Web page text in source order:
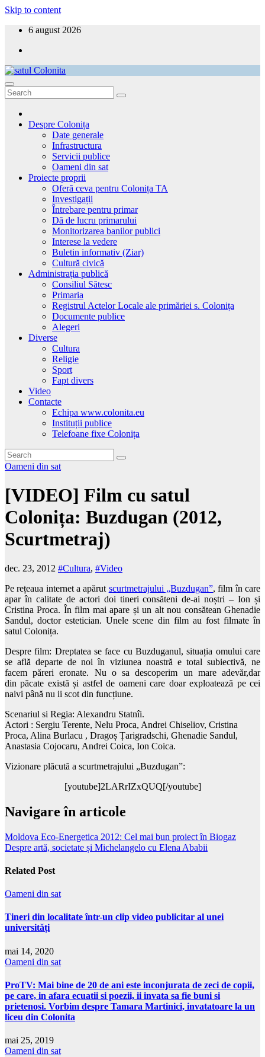
Skip to content
6 august 2026
satul Colonita
Aici ești acasă!
Despre Colonița
Date generale
Infrastructura
Servicii publice
Oameni din sat
Proiecte proprii
Oferă ceva pentru Colonița TA
Investigații
Întrebare pentru primar
Dă de lucru primarului
Monitorizarea banilor publici
Interese la vedere
Buletin informativ (Ziar)
Cultură civică
Administrația publică
Consiliul Sătesc
Primaria
Registrul Actelor Locale ale primăriei s. Colonița
Documente publice
Alegeri
Diverse
Cultura
Religie
Sport
Fapt divers
Video
Contacte
Echipa www.colonita.eu
Instituții publice
Telefoane fixe Colonița
Oameni din sat
[VIDEO] Film cu satul
Colonița: Buzdugan (2012,
Scurtmetraj)
dec. 23, 2012 #Cultura, #Video
Pe rețeaua internet a apărut scurtmetrajului „Buzdugan”, film în care
apar în calitate de actori doi tineri consăteni de-ai noștri – Ion și
Cristina Proca. În film mai apare și un alt nou consătean Ghenadie
Sandul, doctor estetician. Unele scene din film au fost filmate în
satul Colonița.
Despre film: Dreptatea se face cu Buzduganul, situația omului care
se află departe de noi în viziunea noastră e total subiectivă, ne
facem păreri eronate. Nu o sa descoperim un mare adevăr,dar
din păcate există și astfel de oameni care doar exploatează pe cei
naivi până nu ii scot din funcțiune.
Scenariul si Regia: Alexandru Statnîi.
Actori : Sergiu Terente, Nelu Proca, Andrei Chiseliov, Cristina
Proca, Alina Burlacu , Dragoș Țarigradschi, Ghenadie Sandul,
Anastasia Cojocaru, Andrei Coica, Ion Coica.
Vizionare plăcută a scurtmetrajului „Buzdugan”:
[youtube]2LARrIZxQUQ[/youtube]
Navigare în articole
Moldova Eco-Energetica 2012: Cel mai bun proiect în Biogaz
Despre artă, societate și Michelangelo cu Elena Ababii
Related Post
Oameni din sat
Tineri din localitate într-un clip video publicitar al unei
universități
mai 14, 2020
Oameni din sat
ProTV: Mai bine de 20 de ani este inconjurata de zeci de copii,
pe care, in afara ecuatii si poezii, ii invata sa fie buni si
prietenosi. Vorbim despre Tamara Martinici, invatatoare la un
liceu din Colonita
mai 25, 2019
Oameni din sat